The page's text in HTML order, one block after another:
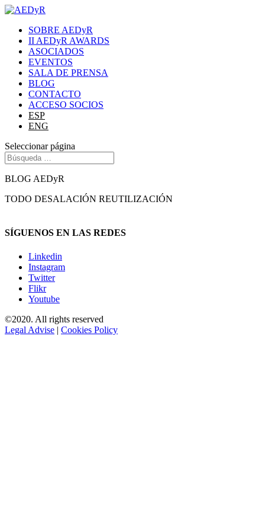
SOBRE AEDyR
II AEDyR AWARDS
ASOCIADOS
EVENTOS
SALA DE PRENSA
BLOG
CONTACTO
ACCESO SOCIOS
ESP
ENG
Seleccionar página
BLOG AEDyR
TODO DESALACIÓN REUTILIZACIÓN
SÍGUENOS EN LAS REDES
Linkedin
Instagram
Twitter
Flikr
Youtube
©2020. All rights reserved
Legal Advise | Cookies Policy